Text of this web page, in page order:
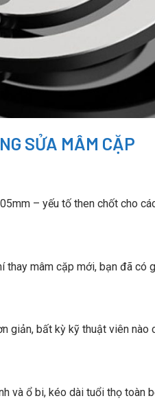
SỬA MÂM CẶP
– yếu tố then chốt cho
mâm cặp mới, bạn đã có
giản, bất kỳ kỹ thuật viên
và ổ bi, kéo dài tuổi thọ toàn